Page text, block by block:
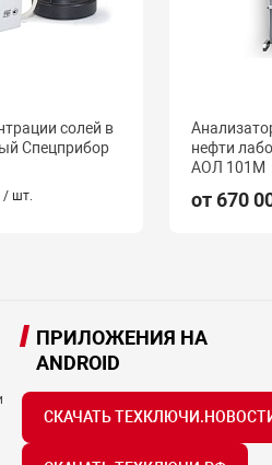
солей в
Спецприбор
/ шт.
нефти
АОЛ 101М
от 670
ПРИЛОЖЕНИЯ НА
ANDROID
СКАЧАТЬ